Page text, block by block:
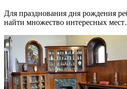
Для празднования дня рождения
найти множество интересных